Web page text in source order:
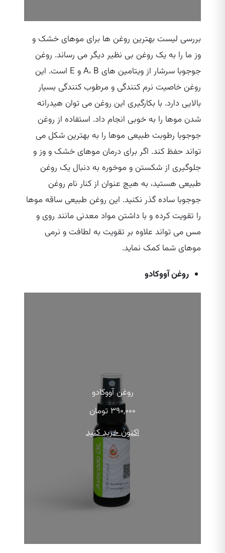
بررسی لیست بهترین روغن‌ ها برای موهای خشک و
وز ما را به یک روغن بی‌ نظیر دیگر می‌ رساند. روغن
جوجوبا سرشار از ویتامین‌ های A، B و E است. این
روغن خاصیت نرم کنندگی و مرطوب کنندگی بسیار
بالایی دارد. با بکارگیری این روغن می‌ توان هیدراته
شدن موها را به خوبی انجام داد. استفاده از روغن
جوجوبا رطوبت طبیعی موها را به بهترین شکل می‌
تواند حفظ کند. اگر برای درمان موهای خشک و وز و
جلوگیری از شکستن و موخوره به دنبال یک روغن
طبیعی هستید، به هیچ عنوان از کنار نام روغن
جوجوبا ساده گذر نکنید. این روغن طبیعی ساقه موها
را تقویت کرده و با داشتن مواد معدنی مانند روی و
مس می‌ تواند علاوه بر تقویت به لطافت و نرمی
موهای شما کمک نماید.
روغن آووکادو
روغن آووکادو
۳۹۰,۰۰۰ تومان
اکنون خرید کنید